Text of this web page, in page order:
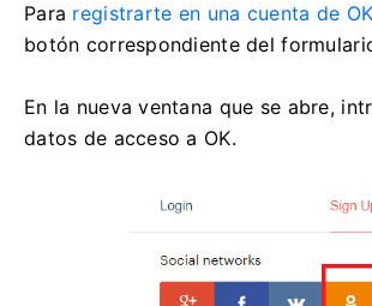
Para registrarte en una cuenta de
botón correspondiente del
En la nueva ventana que se abre,
datos de acceso a OK.